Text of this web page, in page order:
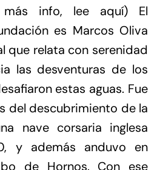
más info, lee aquí) El
es Marcos Oliva
que relata con serenidad
las desventuras de los
estas aguas. Fue
del descubrimiento de la
nave corsaria inglesa
y además anduvo en
de Hornos. Con ese